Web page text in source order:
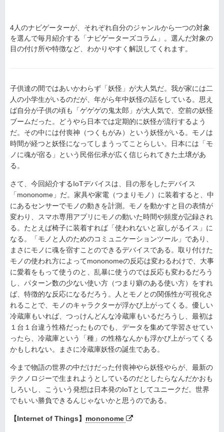
4人のナビゲーターが、それぞれ自分のジャンルから一つの対象
を選んで毎月紹介する「ナビゲーターズコラム」。選んだ対象の
目の付け所や特徴など、わかりやすく解説してくれます。
子供達の間ではあいかわらず「妖怪」が大人気だ。我が家には二
人の小学生がいるのだが、年がら年中妖怪の話をしている。思え
ば自分が子供の頃も「ゲゲゲの鬼太郎」が大人気で、空前の妖怪
ブームだった。どうやら日本では定期的に妖怪が流行するよう
だ。その中には付喪神（つくもがみ）という妖怪がいる。モノは
時間が経つと妖怪になってしまうってことらしい。日本には「モ
ノに魂が宿る」という民俗伝承が広く信じられてきた土壌があ
る。
さて、今回紹介するIoTデバイスは、目の形をしたデバイス
「mononome」だ。家具や家電（つまりモノ）に装着すると、中
にあるセンサーでモノの動きを計測。モノを動かすと目の表情が
変わり、スマホ専用アプリにモノの動いた時間や頻度が記録され
る。たとえば椅子に装着すれば「使われないと寂しがるイス」に
なる。「モノと人のためのコミュニケーションツール」であり、
まさにモノに魂を宿すことのできるデバイスである。取り付けた
モノの使われ方によってmononomeの反応は変わるわけで、大事
に愛着をもって使うのと、乱暴に使うのでは反応も変わるだろう
し、パターン数の少ない使い方（つまり癖のある使い方）をすれ
ば、特徴的な反応になるだろう。人とモノとの関係性が可視化さ
れることで、モノのキャラクターが浮かび上がってくる。優しい
冷蔵庫もいれば、つっけんどんな冷蔵庫もいるだろうし、最初は
１台１台違う性格だったものでも、データを集めて学習させてい
ったら、冷蔵庫という「種」の性格なんかも浮かび上がってくる
かもしれない。まさに冷蔵庫妖怪の誕生である。
今まで物語の世界の中だけだった付喪神やら妖怪やらが、最新の
テクノロジーで生まれようとしているのだとしたらなんだかおも
しろいし、こういう発想は日本発のIoTとしてユニークだ。世界
でもいい勝負できるんじゃないかと思うのである。
【Internet of Things】 mononome